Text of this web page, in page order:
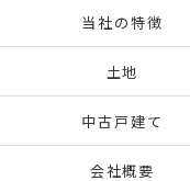
当社の特徴
土地
中古戸建て
会社概要